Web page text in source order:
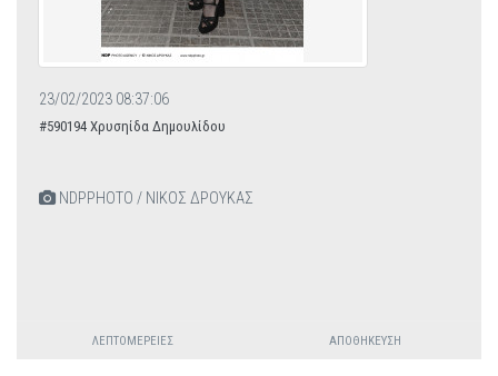
23/02/2023 08:37:06
#590194 Χρυσηίδα Δημουλίδου
NDPPHOTO / ΝΙΚΟΣ ΔΡΟΥΚΑΣ
ΛΕΠΤΟΜΈΡΕΙΕΣ ΑΠΟΘΉΚΕΥΣΗ